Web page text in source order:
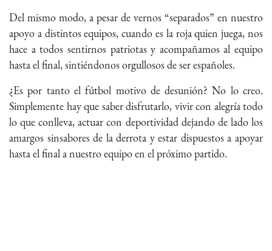
Del mismo modo, a pesar de vernos “separados” en nuestro
apoyo a distintos equipos, cuando es la roja quien juega, nos
hace a todos sentirnos patriotas y acompañamos al equipo
hasta el final, sintiéndonos orgullosos de ser españoles.
¿Es por tanto el fútbol motivo de desunión? No lo creo.
Simplemente hay que saber disfrutarlo, vivir con alegría todo
lo que conlleva, actuar con deportividad dejando de lado los
amargos sinsabores de la derrota y estar dispuestos a apoyar
hasta el final a nuestro equipo en el próximo partido.